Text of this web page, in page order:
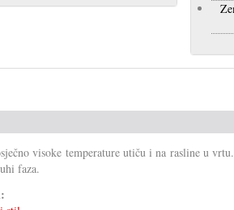
visoke temperature utiču i na rasline u
faza.